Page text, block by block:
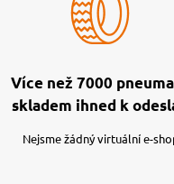
Více než 7000
skladem ihned k
Nejsme žádný virtuální e-